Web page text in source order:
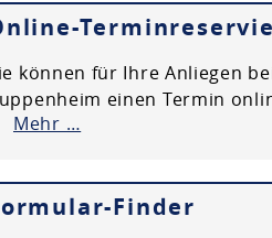
können für Ihre Anliegen
einen Termin
Mehr …
Finder